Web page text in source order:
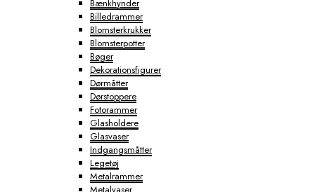
Bænkhynder
Billedrammer
Blomsterkrukker
Blomsterpotter
Bøger
Dekorationsfigurer
Dørmåtter
Dørstoppere
Fotorammer
Glasholdere
Glasvaser
Indgangsmåtter
Legetøj
Metalrammer